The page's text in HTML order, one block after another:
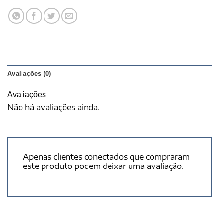
Avaliações (0)
Avaliações
Não há avaliações ainda.
Apenas clientes conectados que compraram
este produto podem deixar uma avaliação.